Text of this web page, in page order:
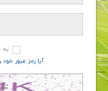
به
آیا رمز عبور